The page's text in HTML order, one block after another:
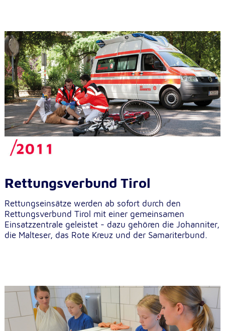
Rettungsverbund Tirol
Rettungseinsätze werden ab sofort durch den
Rettungsverbund Tirol mit einer gemeinsamen
Einsatzzentrale geleistet - dazu gehören die Johanniter,
die Malteser, das Rote Kreuz und der Samariterbund.